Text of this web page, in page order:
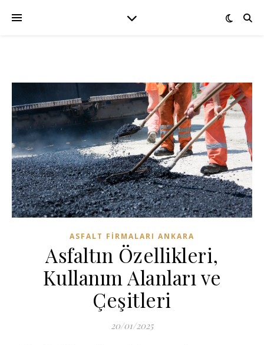
ASFALT FIRMALARI ANKARA
Asfaltın Özellikleri,
Kullanım Alanları ve
Çeşitleri
20/01/2025